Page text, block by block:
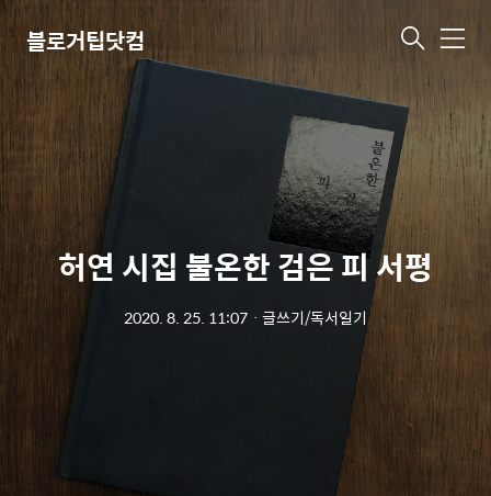
블로거팁닷컴 메
허연 시집 불온한 검은 피 서평
2020. 8. 25. 11:07 ㆍ 글쓰기/독서일기